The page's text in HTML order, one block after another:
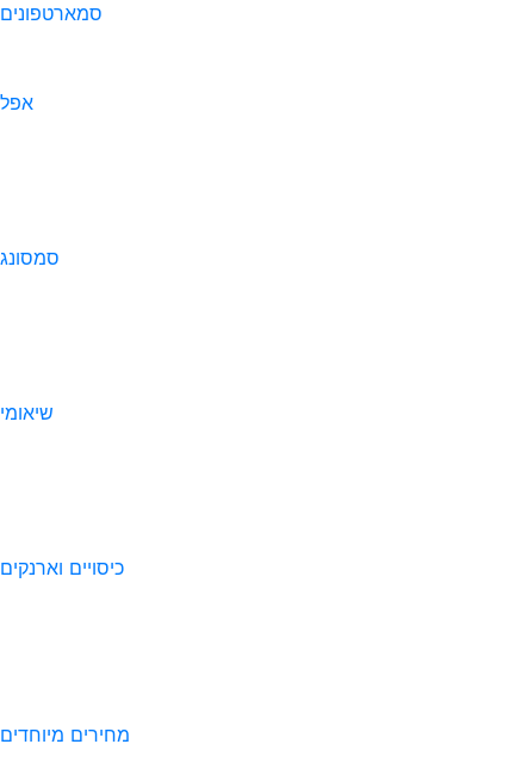
סמארטפונים
אפל
סמסונג
שיאומי
כיסויים וארנקים
מחירים מיוחדים